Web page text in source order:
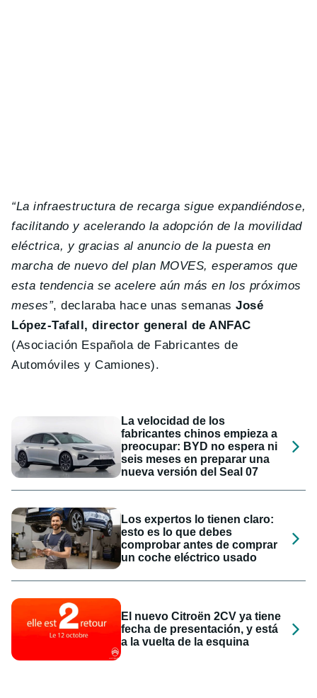
“La infraestructura de recarga sigue expandiéndose,
facilitando y acelerando la adopción de la movilidad
eléctrica, y gracias al anuncio de la puesta en
marcha de nuevo del plan MOVES, esperamos que
esta tendencia se acelere aún más en los próximos
meses”, declaraba hace unas semanasJosé
López-Tafall, director general de ANFAC
(Asociación Española de Fabricantes de
Automóviles y Camiones).
La velocidad de los
fabricantes chinos empieza a
preocupar: BYD no espera ni
seis meses en preparar una
nueva versión del Seal 07
Los expertos lo tienen claro:
esto es lo que debes
comprobar antes de comprar
un coche eléctrico usado
El nuevo Citroën 2CV ya tiene
fecha de presentación, y está
a la vuelta de la esquina